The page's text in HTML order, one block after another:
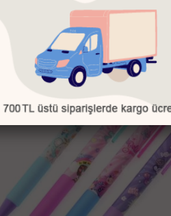
Bu Ürünler de İlginizi